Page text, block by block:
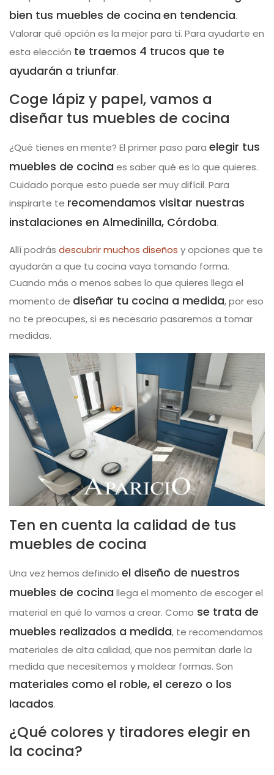
bien tus muebles de cocina en tendencia.
Valorar qué opción es la mejor para ti. Para ayudarte en
esta elección te traemos 4 trucos que te
ayudarán a triunfar.
Coge lápiz y papel, vamos a
diseñar tus muebles de cocina
¿Qué tienes en mente? El primer paso para elegir tus
muebles de cocina es saber qué es lo que quieres.
Cuidado porque esto puede ser muy difícil. Para
inspirarte te recomendamos visitar nuestras
instalaciones en Almedinilla, Córdoba.
Allí podrás descubrir muchos diseños y opciones que te
ayudarán a que tu cocina vaya tomando forma.
Cuando más o menos sabes lo que quieres llega el
momento de diseñar tu cocina a medida, por eso
no te preocupes, si es necesario pasaremos a tomar
medidas.
Ten en cuenta la calidad de tus
muebles de cocina
Una vez hemos definido el diseño de nuestros
muebles de cocina llega el momento de escoger el
material en qué lo vamos a crear. Como se trata de
muebles realizados a medida, te recomendamos
materiales de alta calidad, que nos permitan darle la
medida que necesitemos y moldear formas. Son
materiales como el roble, el cerezo o los
lacados.
¿Qué colores y tiradores elegir en
la cocina?